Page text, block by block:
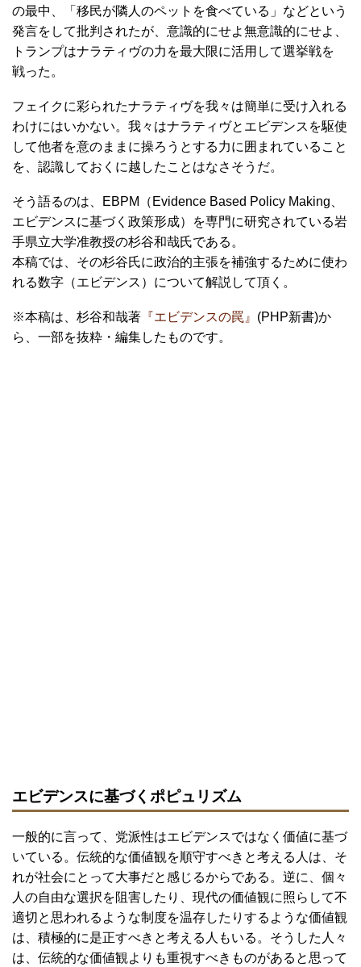
の最中、「移民が隣人のペットを食べている」などという
発言をして批判されたが、意識的にせよ無意識的にせよ、
トランプはナラティヴの力を最大限に活用して選挙戦を
戦った。
フェイクに彩られたナラティヴを我々は簡単に受け入れる
わけにはいかない。我々はナラティヴとエビデンスを駆使
して他者を意のままに操ろうとする力に囲まれていること
を、認識しておくに越したことはなさそうだ。
そう語るのは、EBPM（Evidence Based Policy Making、
エビデンスに基づく政策形成）を専門に研究されている岩
手県立大学准教授の杉谷和哉氏である。
本稿では、その杉谷氏に政治的主張を補強するために使わ
れる数字（エビデンス）について解説して頂く。
※本稿は、杉谷和哉著 『エビデンスの罠』 (PHP新書)か
ら、一部を抜粋・編集したものです。
エビデンスに基づくポピュリズム
一般的に言って、党派性はエビデンスではなく価値に基づ
いている。伝統的な価値観を順守すべきと考える人は、そ
れが社会にとって大事だと感じるからである。逆に、個々
人の自由な選択を阻害したり、現代の価値観に照らして不
適切と思われるような制度を温存したりするような価値観
は、積極的に是正すべきと考える人もいる。そうした人々
は、伝統的な価値観よりも重視すべきものがあると思って